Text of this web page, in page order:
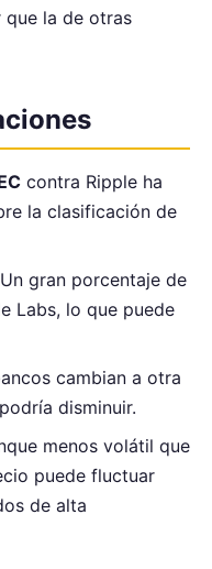
que la de otras
contra Ripple ha
la clasificación de
gran porcentaje de
Labs, lo que puede
cambian a otra
disminuir.
menos volátil que
puede fluctuar
de alta